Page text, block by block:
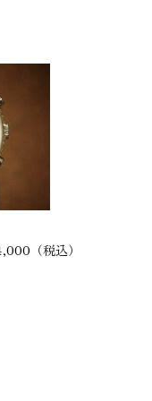
税込）